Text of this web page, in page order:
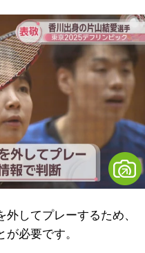
してプレーするため、
必要です。